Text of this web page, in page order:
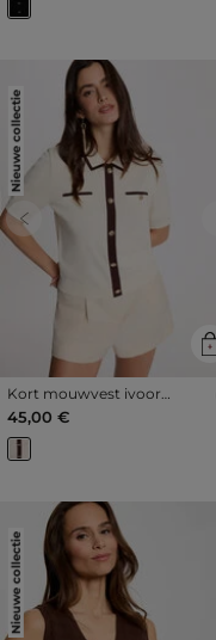
Nieuwe collectie
Previous
Kort mouwvest ivoor
45,00 €
Nieuwe collectie